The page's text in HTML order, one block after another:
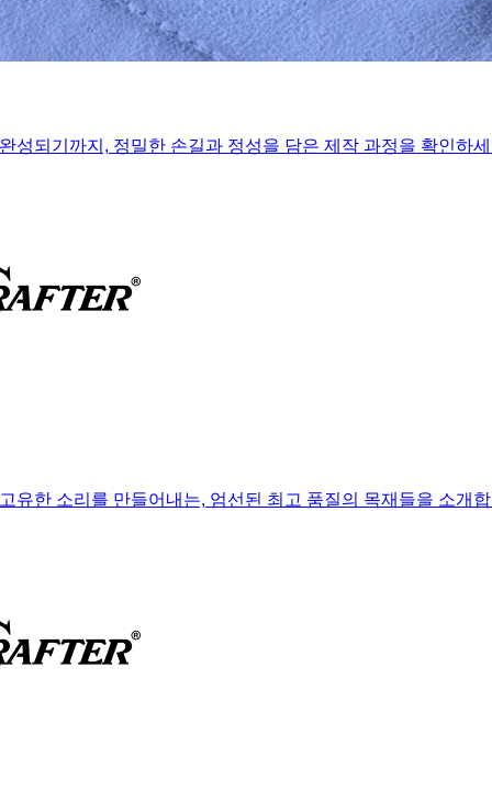
성되기까지, 정밀한 손길과 정성을 담은 제작 과정을 확인하
유한 소리를 만들어내는, 엄선된 최고 품질의 목재들을 소개